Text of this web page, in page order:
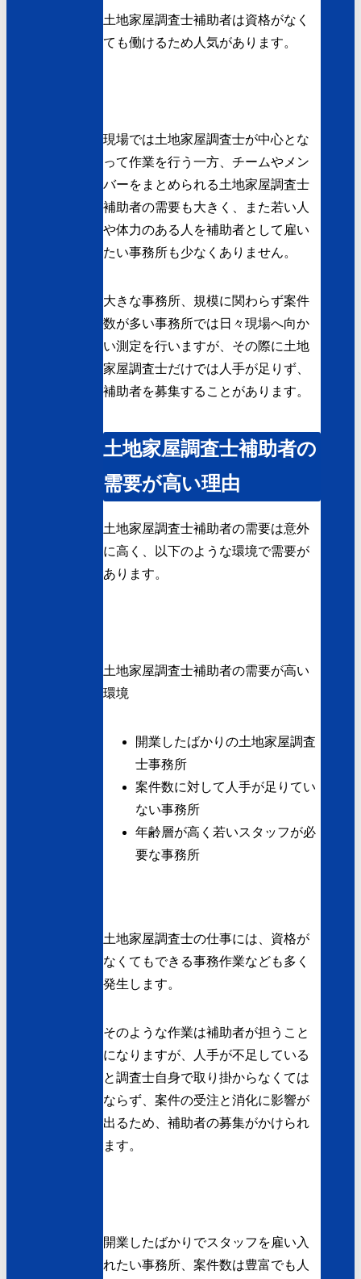
土地家屋調査士補助者は資格がなく
ても働けるため人気があります。
現場では土地家屋調査士が中心とな
って作業を行う一方、チームやメン
バーをまとめられる土地家屋調査士
補助者の需要も大きく、また若い人
や体力のある人を補助者として雇い
たい事務所も少なくありません。
大きな事務所、規模に関わらず案件
数が多い事務所では日々現場へ向か
い測定を行いますが、その際に土地
家屋調査士だけでは人手が足りず、
補助者を募集することがあります。
土地家屋調査士補助者の
需要が高い理由
土地家屋調査士補助者の需要は意外
に高く、以下のような環境で需要が
あります。
土地家屋調査士補助者の需要が高い
環境
開業したばかりの土地家屋調査
士事務所
案件数に対して人手が足りてい
ない事務所
年齢層が高く若いスタッフが必
要な事務所
土地家屋調査士の仕事には、資格が
なくてもできる事務作業なども多く
発生します。
そのような作業は補助者が担うこと
になりますが、人手が不足している
と調査士自身で取り掛からなくては
ならず、案件の受注と消化に影響が
出るため、補助者の募集がかけられ
ます。
開業したばかりでスタッフを雇い入
れたい事務所、案件数は豊富でも人